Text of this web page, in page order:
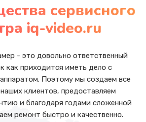
сервисного
iq-video.ru
- это довольно ответственный
как приходится иметь дело с
Поэтому мы создаем все
клиентов, предоставляем
и благодаря годами сложенной
ремонт быстро и качественно.